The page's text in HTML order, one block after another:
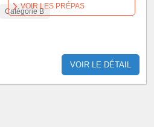
Catégorie B
VOIR LE DÉTAIL
VOIR LES PRÉPAS